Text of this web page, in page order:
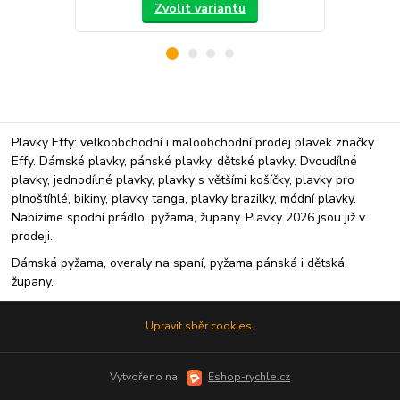
Zvolit variantu
Plavky Effy: velkoobchodní i maloobchodní prodej plavek značky
Effy. Dámské plavky, pánské plavky, dětské plavky. Dvoudílné
plavky, jednodílné plavky, plavky s většími košíčky, plavky pro
plnoštíhlé, bikiny, plavky tanga, plavky brazilky, módní plavky.
Nabízíme spodní prádlo, pyžama, župany. Plavky 2026 jsou již v
prodeji.
Dámská pyžama, overaly na spaní, pyžama pánská i dětská,
župany.
Upravit sběr cookies.
Vytvořeno na Eshop-rychle.cz